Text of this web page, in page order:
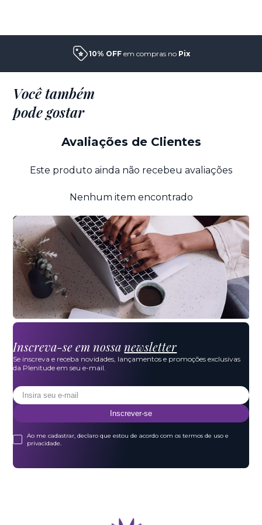
Frete grátisConsulte Condições
Você também
pode gostar
Avaliações de Clientes
Este produto ainda não recebeu avaliações
Nenhum item encontrado
Inscreva-se em nossanewsletter
Se inscreva e receba novidades, lançamentos e promoções exclusivas
da Plenitude em seu e-mail.
Inscrever-se
Ao me cadastrar, declaro que estou de acordo com os termos de uso e
privacidade.